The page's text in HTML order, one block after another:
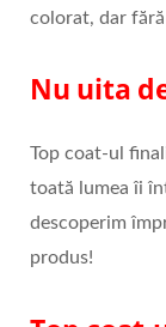
colorat, dar
Nu uita
Top coat-ul
toată lumea îi
descoperim
produs!